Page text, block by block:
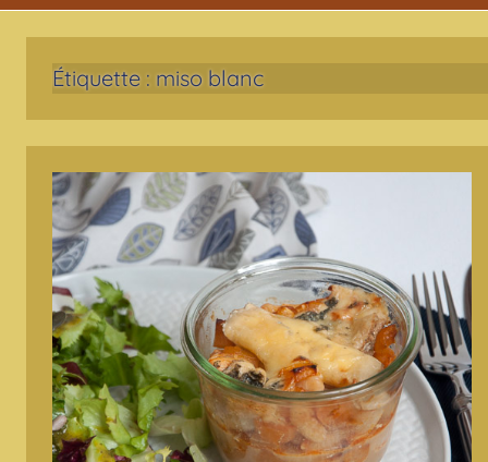
Étiquette : miso blanc